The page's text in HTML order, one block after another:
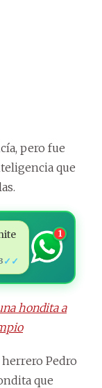
pero fue
que
✓✓
1
hondita a
Pedro
que